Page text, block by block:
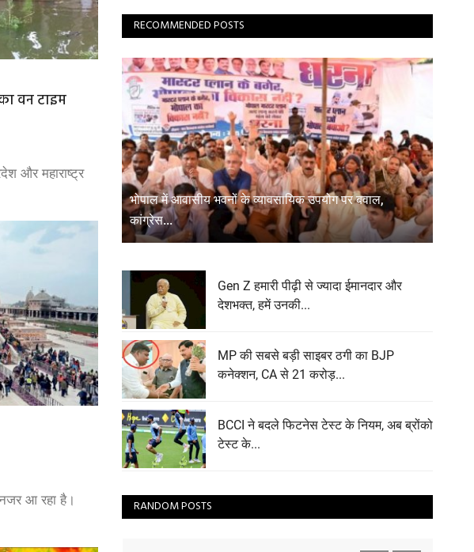
वन टाइम
और महाराष्ट्र
नजर आ रहा है।
RECOMMENDED POSTS
भोपाल में आवासीय भवनों के व्यावसायिक उपयोग पर बवाल,
कांग्रेस...
Gen Z हमारी पीढ़ी से ज्यादा ईमानदार और
देशभक्त, हमें उनकी...
MP की सबसे बड़ी साइबर ठगी का BJP
कनेक्शन, CA से 21 करोड़...
BCCI ने बदले फिटनेस टेस्ट के नियम, अब ब्रोंको
टेस्ट के...
RANDOM POSTS